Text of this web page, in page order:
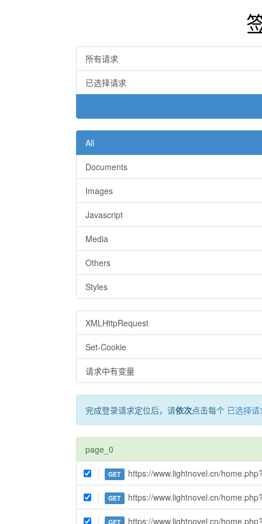
所有请求
已选择请求
All
Documents
Images
Javascript
Media
Others
Styles
XMLHttpRequest
Set-Cookie
请求中有变量
完成登录请求定位后，请依次点击每个 已选择请
page_0
GET https://www.lightnovel.cn/
GET https://www.lightnovel.cn/
GET https://www.lightnovel.cn/